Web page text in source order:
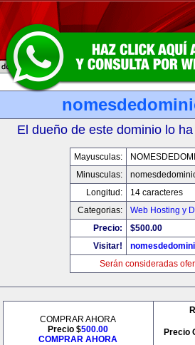
El dueño de este dominio lo
Mayusculas:
Minusculas:
Longitud:
14 caracteres
Categorias:
Web Hosting y
Precio:
$500.00
Visitar!
Serán consideradas
COMPRAR AHORA
Precio $500.00
COMPRAR AHORA
Precio